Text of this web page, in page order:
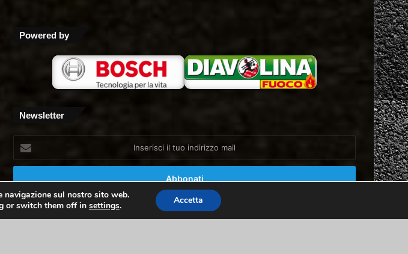
Powered by
Newsletter
Inserisci
tuo
indirizzo
mail
navigazione sul nostro sito web.
or switch them off in settings. Accetta